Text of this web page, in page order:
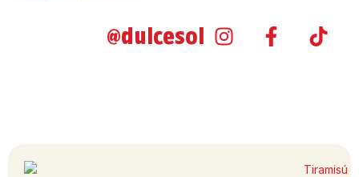
@dulcesol